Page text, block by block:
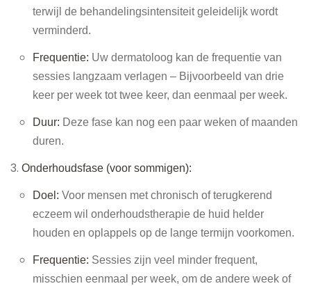
terwijl de behandelingsintensiteit geleidelijk wordt
verminderd.
Frequentie: Uw dermatoloog kan de frequentie van
sessies langzaam verlagen – Bijvoorbeeld van drie
keer per week tot twee keer, dan eenmaal per week.
Duur: Deze fase kan nog een paar weken of maanden
duren.
Onderhoudsfase (voor sommigen):
Doel: Voor mensen met chronisch of terugkerend
eczeem wil onderhoudstherapie de huid helder
houden en oplappels op de lange termijn voorkomen.
Frequentie: Sessies zijn veel minder frequent,
misschien eenmaal per week, om de andere week of